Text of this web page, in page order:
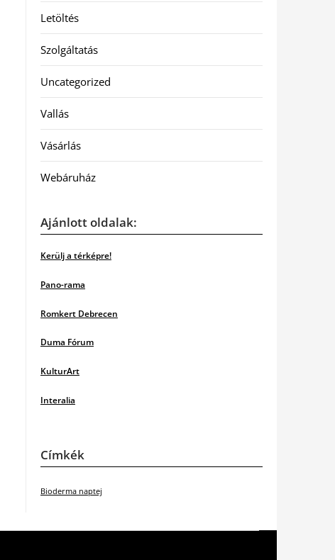
Letöltés
Szolgáltatás
Uncategorized
Vallás
Vásárlás
Webáruház
Ajánlott oldalak:
Kerülj a térképre!
Pano-rama
Romkert Debrecen
Duma Fórum
KulturArt
Interalia
Címkék
Bioderma naptej